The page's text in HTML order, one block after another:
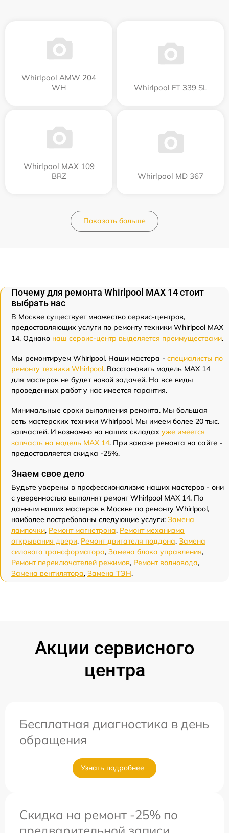
Whirlpool AMW 204
WH
Whirlpool FT 339 SL
Whirlpool MAX 109
BRZ
Whirlpool MD 367
Показать больше
Почему для ремонта Whirlpool MAX 14 стоит
выбрать нас
В Москве существует множество сервис-центров,
предоставляющих услуги по ремонту техники Whirlpool MAX
14. Однако наш сервис-центр выделяется преимуществами.
Мы ремонтируем Whirlpool. Наши мастера - специалисты по
ремонту техники Whirlpool. Восстановить модель MAX 14
для мастеров не будет новой задачей. На все виды
проведенных работ у нас имеется гарантия.
Минимальные сроки выполнения ремонта. Мы большая
сеть мастерских техники Whirlpool. Мы имеем более 20 тыс.
запчастей. И возможно на наших складах уже имеется
запчасть на модель MAX 14. При заказе ремонта на сайте -
предоставляется скидка -25%.
Знаем свое дело
Будьте уверены в профессионализме наших мастеров - они
с уверенностью выполнят ремонт Whirlpool MAX 14. По
данным наших мастеров в Москве по ремонту Whirlpool,
наиболее востребованы следующие услуги: Замена
лампочки, Ремонт магнетрона, Ремонт механизма
открывания двери, Ремонт двигателя поддона, Замена
силового трансформатора, Замена блока управления,
Ремонт переключателей режимов, Ремонт волновода,
Замена вентилятора, Замена ТЭН.
Акции сервисного
центра
Бесплатная диагностика в день
обращения
Узнать подробнее
Скидка на ремонт -25% по